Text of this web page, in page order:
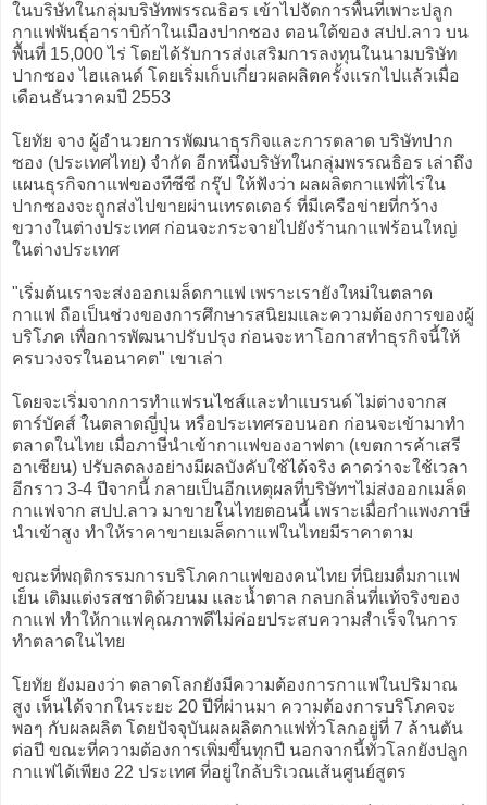
ในบริษัทในกลุ่มบริษัทพรรณธิอร เข้าไปจัดการพื้นที่เพาะปลูก
กาแฟพันธุ์อาราบิก้าในเมืองปากซอง ตอนใต้ของ สปป.ลาว บน
พื้นที่ 15,000 ไร่ โดยได้รับการส่งเสริมการลงทุนในนามบริษัท
ปากซอง ไฮแลนด์ โดยเริ่มเก็บเกี่ยวผลผลิตครั้งแรกไปแล้วเมื่อ
เดือนธันวาคมปี 2553
โยทัย จาง ผู้อำนวยการพัฒนาธุรกิจและการตลาด บริษัทปาก
ซอง (ประเทศไทย) จำกัด อีกหนึ่งบริษัทในกลุ่มพรรณธิอร เล่าถึง
แผนธุรกิจกาแฟของทีซีซี กรุ๊ป ให้ฟังว่า ผลผลิตกาแฟที่ไร่ใน
ปากซองจะถูกส่งไปขายผ่านเทรดเดอร์ ที่มีเครือข่ายที่กว้าง
ขวางในต่างประเทศ ก่อนจะกระจายไปยังร้านกาแฟร้อนใหญ่
ในต่างประเทศ
"เริ่มต้นเราจะส่งออกเมล็ดกาแฟ เพราะเรายังใหม่ในตลาด
กาแฟ ถือเป็นช่วงของการศึกษารสนิยมและความต้องการของผู้
บริโภค เพื่อการพัฒนาปรับปรุง ก่อนจะหาโอกาสทำธุรกิจนี้ให้
ครบวงจรในอนาคต" เขาเล่า
โดยจะเริ่มจากการทำแฟรนไชส์และทำแบรนด์ ไม่ต่างจากส
ตาร์บัคส์ ในตลาดญี่ปุ่น หรือประเทศรอบนอก ก่อนจะเข้ามาทำ
ตลาดในไทย เมื่อภาษีนำเข้ากาแฟของอาฟตา (เขตการค้าเสรี
อาเซียน) ปรับลดลงอย่างมีผลบังคับใช้ได้จริง คาดว่าจะใช้เวลา
อีกราว 3-4 ปีจากนี้ กลายเป็นอีกเหตุผลที่บริษัทฯไม่ส่งออกเมล็ด
กาแฟจาก สปป.ลาว มาขายในไทยตอนนี้ เพราะเมื่อกำแพงภาษี
นำเข้าสูง ทำให้ราคาขายเมล็ดกาแฟในไทยมีราคาตาม
ขณะที่พฤติกรรมการบริโภคกาแฟของคนไทย ที่นิยมดื่มกาแฟ
เย็น เติมแต่งรสชาติด้วยนม และน้ำตาล กลบกลิ่นที่แท้จริงของ
กาแฟ ทำให้กาแฟคุณภาพดีไม่ค่อยประสบความสำเร็จในการ
ทำตลาดในไทย
โยทัย ยังมองว่า ตลาดโลกยังมีความต้องการกาแฟในปริมาณ
สูง เห็นได้จากในระยะ 20 ปีที่ผ่านมา ความต้องการบริโภคจะ
พอๆ กับผลผลิต โดยปัจจุบันผลผลิตกาแฟทั่วโลกอยู่ที่ 7 ล้านตัน
ต่อปี ขณะที่ความต้องการเพิ่มขึ้นทุกปี นอกจากนี้ทั่วโลกยังปลูก
กาแฟได้เพียง 22 ประเทศ ที่อยู่ใกล้บริเวณเส้นศูนย์สูตร